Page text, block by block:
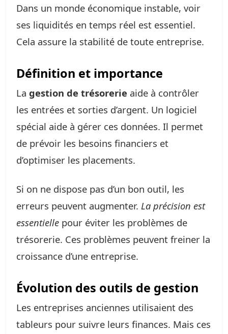
Dans un monde économique instable, voir
ses liquidités en temps réel est essentiel.
Cela assure la stabilité de toute entreprise.
Définition et importance
La gestion de trésorerie aide à contrôler
les entrées et sorties d’argent. Un logiciel
spécial aide à gérer ces données. Il permet
de prévoir les besoins financiers et
d’optimiser les placements.
Si on ne dispose pas d’un bon outil, les
erreurs peuvent augmenter. La précision est
essentielle pour éviter les problèmes de
trésorerie. Ces problèmes peuvent freiner la
croissance d’une entreprise.
Évolution des outils de gestion
Les entreprises anciennes utilisaient des
tableurs pour suivre leurs finances. Mais ces